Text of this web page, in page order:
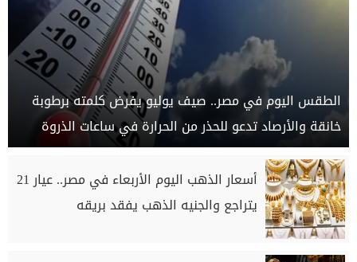
الطقس اليوم في مصر.. صيف يوليو يفرض كلمته برطوبة
خانقة والأرصاد تدعو للحذر من الحرارة في ساعات الذروة
أسعار الذهب اليوم الأربعاء في مصر.. عيار 21
يتراجع والجنيه الذهب يفقد بريقه